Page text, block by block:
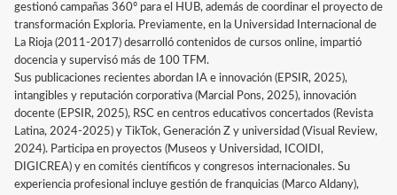
gestionó campañas 360º para el HUB, además de coordinar el proyecto de
transformación Exploria. Previamente, en la Universidad Internacional de
La Rioja (2011-2017) desarrolló contenidos de cursos online, impartió
docencia y supervisó más de 100 TFM.
Sus publicaciones recientes abordan IA e innovación (EPSIR, 2025),
intangibles y reputación corporativa (Marcial Pons, 2025), innovación
docente (EPSIR, 2025), RSC en centros educativos concertados (Revista
Latina, 2024-2025) y TikTok, Generación Z y universidad (Visual Review,
2024). Participa en proyectos (Museos y Universidad, ICOIDI,
DIGICREA) y en comités científicos y congresos internacionales. Su
experiencia profesional incluye gestión de franquicias (Marco Aldany),